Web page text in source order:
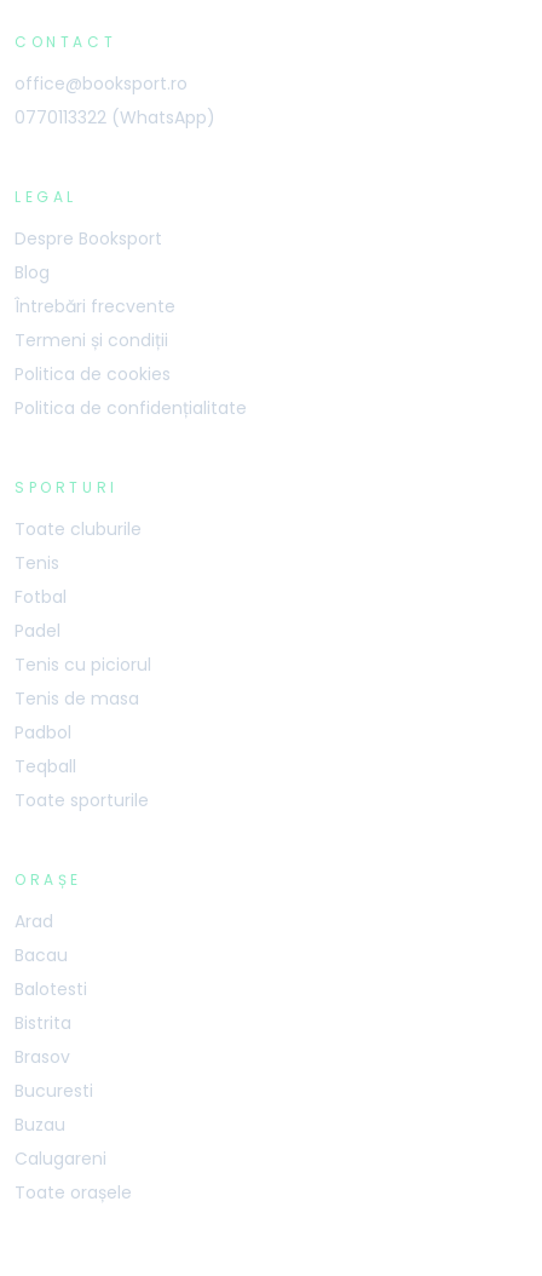
CONTACT
office@booksport.ro
0770113322 (WhatsApp)
LEGAL
Despre Booksport
Blog
Întrebări frecvente
Termeni și condiții
Politica de cookies
Politica de confidențialitate
SPORTURI
Toate cluburile
Tenis
Fotbal
Padel
Tenis cu piciorul
Tenis de masa
Padbol
Teqball
Toate sporturile
ORAȘE
Arad
Bacau
Balotesti
Bistrita
Brasov
Bucuresti
Buzau
Calugareni
Toate orașele